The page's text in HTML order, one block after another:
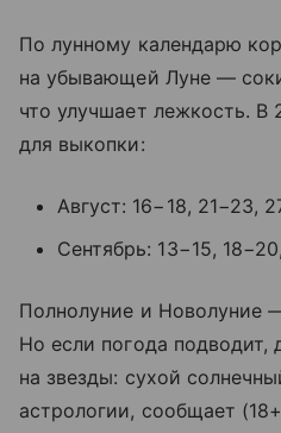
По лунному календарю
на убывающей Луне —
что улучшает лежкость. В
для выкопки:
Август: 16−18, 21−23,
Сентябрь: 13−15,
Полнолуние и Новолуние
Но если погода подводит,
на звезды: сухой
астрологии, сообщает